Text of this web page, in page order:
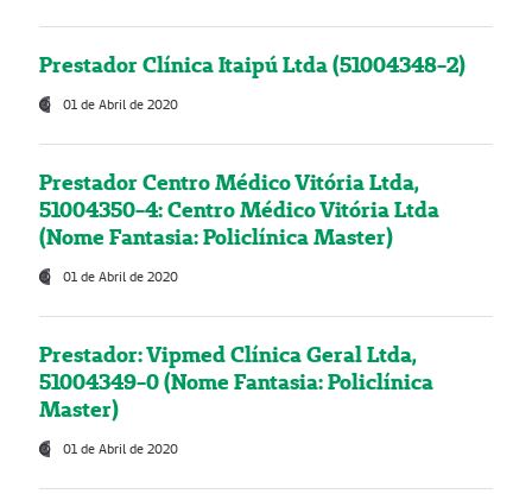
Prestador Clínica Itaipú Ltda (51004348-2)
01 de Abril de 2020
Prestador Centro Médico Vitória Ltda,
51004350-4: Centro Médico Vitória Ltda
(Nome Fantasia: Policlínica Master)
01 de Abril de 2020
Prestador: Vipmed Clínica Geral Ltda,
51004349-0 (Nome Fantasia: Policlínica
Master)
01 de Abril de 2020